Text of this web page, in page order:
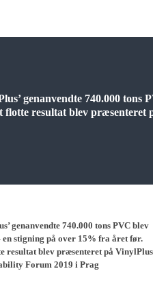
genanvendte 740.000 tons
flotte resultat blev præsenteret
genanvendte 740.000 tons PVC blev
en stigning på over 15% fra året før.
resultat blev præsenteret på VinylPlus
Forum 2019 i Prag